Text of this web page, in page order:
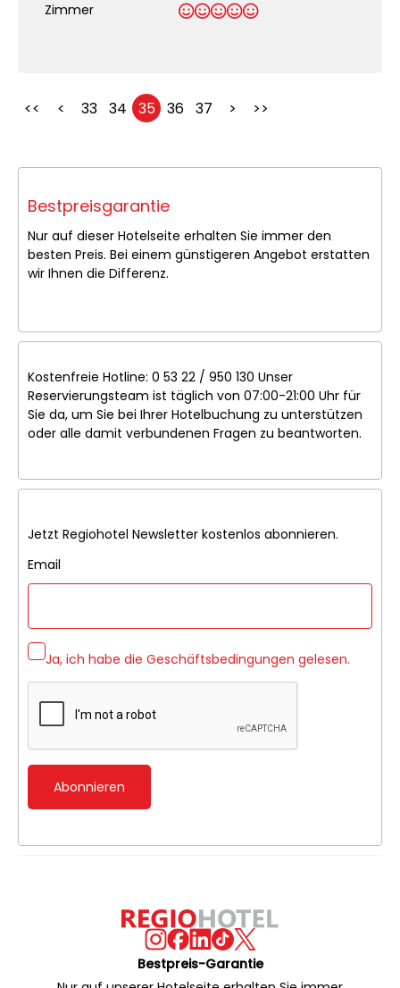
Zimmer
<< < 33 34 35 36 37 > >>
Bestpreisgarantie
Nur auf dieser Hotelseite erhalten Sie immer den
besten Preis. Bei einem günstigeren Angebot erstatten
wir Ihnen die Differenz.
Kostenfreie Hotline: 0 53 22 / 950 130 Unser
Reservierungsteam ist täglich von 07:00-21:00 Uhr für
Sie da, um Sie bei Ihrer Hotelbuchung zu unterstützen
oder alle damit verbundenen Fragen zu beantworten.
Jetzt Regiohotel Newsletter kostenlos abonnieren.
Email
Ja, ich habe die Geschäftsbedingungen gelesen.
Abonnieren
Bestpreis-Garantie